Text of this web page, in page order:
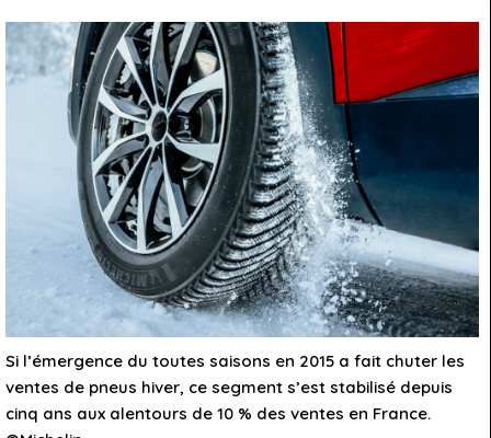
Si l’émergence du toutes saisons en 2015 a fait chuter les
ventes de pneus hiver, ce segment s’est stabilisé depuis
cinq ans aux alentours de 10 % des ventes en France.